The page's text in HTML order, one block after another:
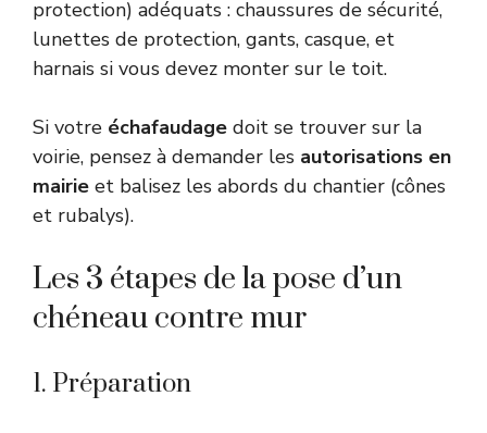
protection) adéquats : chaussures de sécurité,
lunettes de protection, gants, casque, et
harnais si vous devez monter sur le toit.
Si votre échafaudage doit se trouver sur la
voirie, pensez à demander les autorisations en
mairie et balisez les abords du chantier (cônes
et rubalys).
Les 3 étapes de la pose d’un
chéneau contre mur
1. Préparation